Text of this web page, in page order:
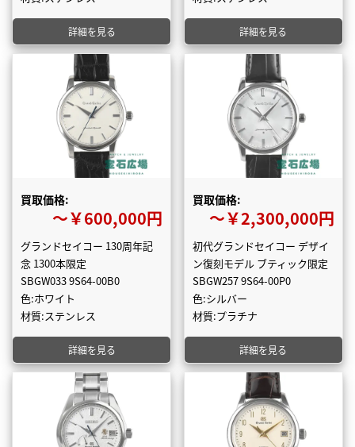
詳細を見る 詳細を見る
買取価格:
〜￥600,000円
グランドセイコー 130周年記
念 1300本限定
SBGW033 9S64-00B0
色:ホワイト
材質:ステンレス
詳細を見る
買取価格:
〜￥2,300,000円
初代グランドセイコー デザイ
ン復刻モデル ブティック限定
SBGW257 9S64-00P0
色:シルバー
材質:プラチナ
詳細を見る